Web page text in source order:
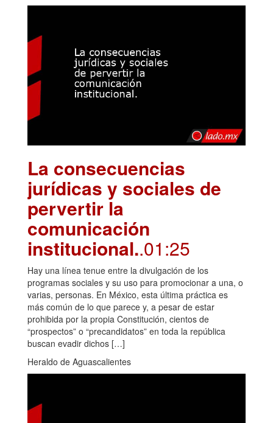
La consecuencias
jurídicas y sociales de
pervertir la
comunicación
institucional..01:25
Hay una línea tenue entre la divulgación de los
programas sociales y su uso para promocionar a una, o
varias, personas. En México, esta última práctica es
más común de lo que parece y, a pesar de estar
prohibida por la propia Constitución, cientos de
“prospectos” o “precandidatos” en toda la república
buscan evadir dichos […]
Heraldo de Aguascalientes